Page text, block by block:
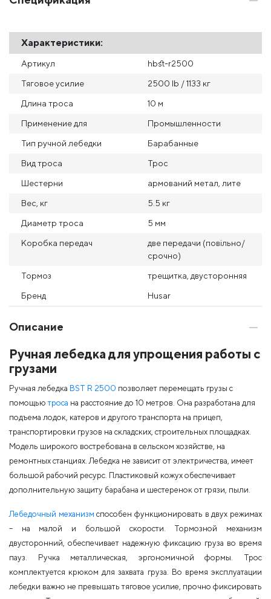
Характеристики:
Артикул hbst-r2500
Тяговое усилие 2500 lb / 1133 кг
Длина троса 10 м
Применение для Промышленности
Тип ручной лебедки Барабанные
Вид троса Трос
Шестерни армований метал, лите
Вес, кг 5.5 кг
Диаметр троса 5 мм
Коробка передач
две передачи (повільно/
срочно)
Тормоз трещитка, двусторонняя
Бренд Husar
Описание
Ручная лебедка для упрощения работы с
грузами
Ручная лебедка BST R 2500 позволяет перемещать грузы с
помощьютроса на расстояние до 10 метров. Она разработана для
подъема лодок, катеров и другого транспорта на прицеп,
транспортировки грузов на складских, строительных площадках.
Модель широкого востребована в сельском хозяйстве, на
ремонтных станциях. Лебедка не зависит от электричества, имеет
большой рабочий ресурс. Пластиковый кожух обеспечивает
дополнительную защиту барабана и шестеренок от грязи, пыли.
Лебедочный механизм способен функционировать в двух режимах
– на малой и большой скорости. Тормозной механизм
двусторонний, обеспечивает надежную фиксацию груза во время
пауз. Ручка металлическая, эргономичной формы. Трос
комплектуется крюком для захвата груза. Во время эксплуатации
лебедки важно не превышать тяговое усилие, прочно фиксировать